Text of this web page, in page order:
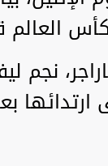
العالم قطر
نجم
ارتدائها